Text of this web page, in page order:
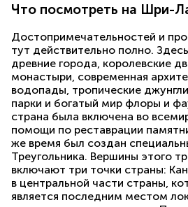
Что посмотреть на Шри-
Достопримечательностей и
тут действительно полно.
древние города, королевские
монастыри, современная
водопады, тропические
парки и богатый мир флоры и
страна была включена во
помощи по реставрации
же время был создан
Треугольника. Вершины этого
включают три точки страны:
в центральной части страны,
является последним местом